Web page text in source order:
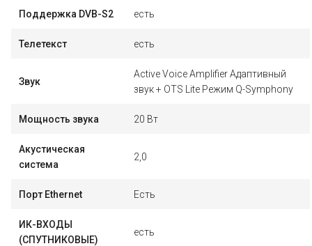
Поддержка DVB-S2 есть
Телетекст есть
Звук
Active Voice Amplifier Адаптивный
звук + OTS Lite Режим Q-Symphony
Мощность звука 20 Вт
Акустическая
система
2,0
Порт Ethernet Есть
ИК-ВХОДЫ
(СПУТНИКОВЫЕ)
есть